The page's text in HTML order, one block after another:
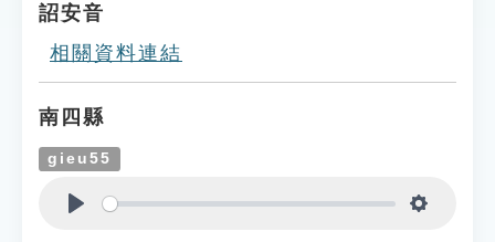
詔安音
相關資料連結
南四縣
gieu55